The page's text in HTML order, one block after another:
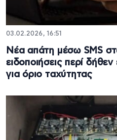
03.02.2026, 16:51
Νέα απάτη μέσω SMS
ειδοποιήσεις περί
για όριο ταχύτητας